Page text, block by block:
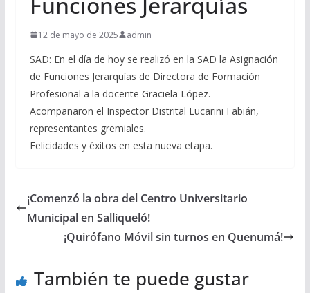
12 de mayo de 2025 admin
SAD: En el día de hoy se realizó en la SAD la Asignación
de Funciones Jerarquías de Directora de Formación
Profesional a la docente Graciela López.
Acompañaron el Inspector Distrital Lucarini Fabián,
representantes gremiales.
Felicidades y éxitos en esta nueva etapa.
¡Comenzó la obra del Centro Universitario
Municipal en Salliqueló!
¡Quirófano Móvil sin turnos en Quenumá!
También te puede gustar